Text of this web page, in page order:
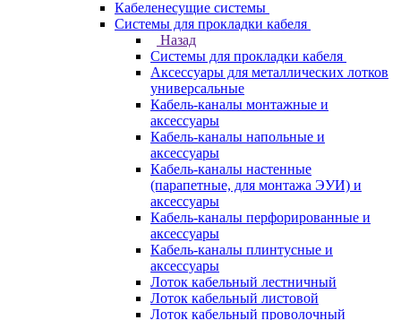
Кабеленесущие системы
Системы для прокладки кабеля
Назад
Системы для прокладки кабеля
Аксессуары для металлических лотков
универсальные
Кабель-каналы монтажные и
аксессуары
Кабель-каналы напольные и
аксессуары
Кабель-каналы настенные
(парапетные, для монтажа ЭУИ) и
аксессуары
Кабель-каналы перфорированные и
аксессуары
Кабель-каналы плинтусные и
аксессуары
Лоток кабельный лестничный
Лоток кабельный листовой
Лоток кабельный проволочный